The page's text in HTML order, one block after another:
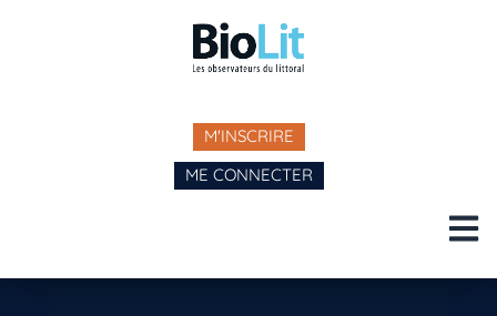
M'INSCRIRE
ME CONNECTER